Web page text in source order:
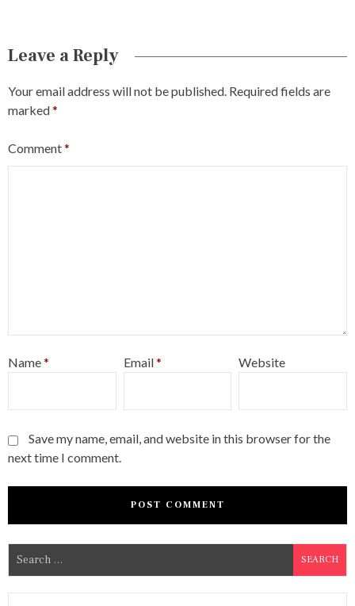
Leave a Reply
Your email address will not be published. Required fields are
marked*
Comment*
Name* Email* Website
Save my name, email, and website in this browser for the
next time I comment.
e
a